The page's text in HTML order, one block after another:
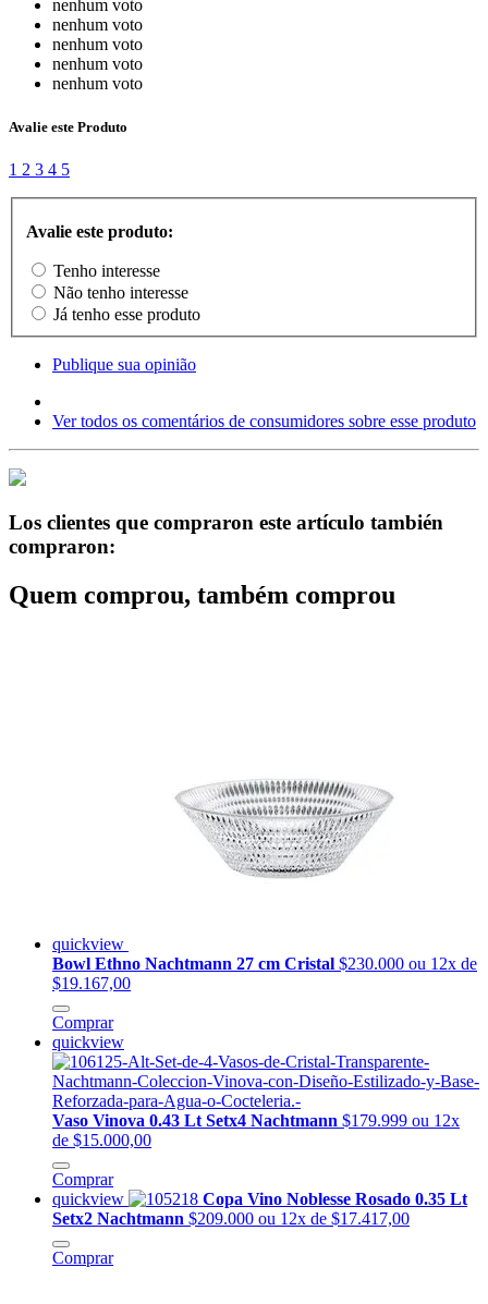
nenhum voto
nenhum voto
nenhum voto
nenhum voto
nenhum voto
Avalie este Produto
1 2 3 4 5
Avalie este produto:
Tenho interesse
Não tenho interesse
Já tenho esse produto
Publique sua opinião
Ver todos os comentários de consumidores sobre esse produto
Los clientes que compraron este artículo también
compraron:
Quem comprou, também comprou
quickview
Bowl Ethno Nachtmann 27 cm Cristal $230.000 ou 12x de
$19.167,00
Comprar
quickview
Vaso Vinova 0.43 Lt Setx4 Nachtmann $179.999 ou 12x
de $15.000,00
Comprar
quickview
Copa Vino Noblesse Rosado 0.35 Lt
Setx2 Nachtmann $209.000 ou 12x de $17.417,00
Comprar